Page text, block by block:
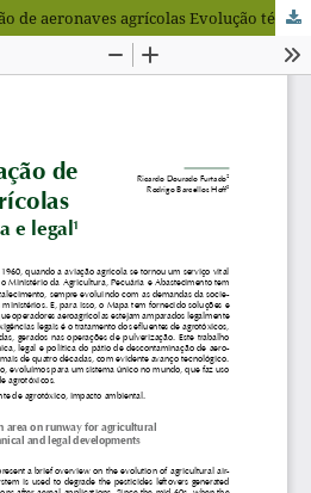
Pátio de descontaminação de aeronaves agrícolas Evolução técnica e legal